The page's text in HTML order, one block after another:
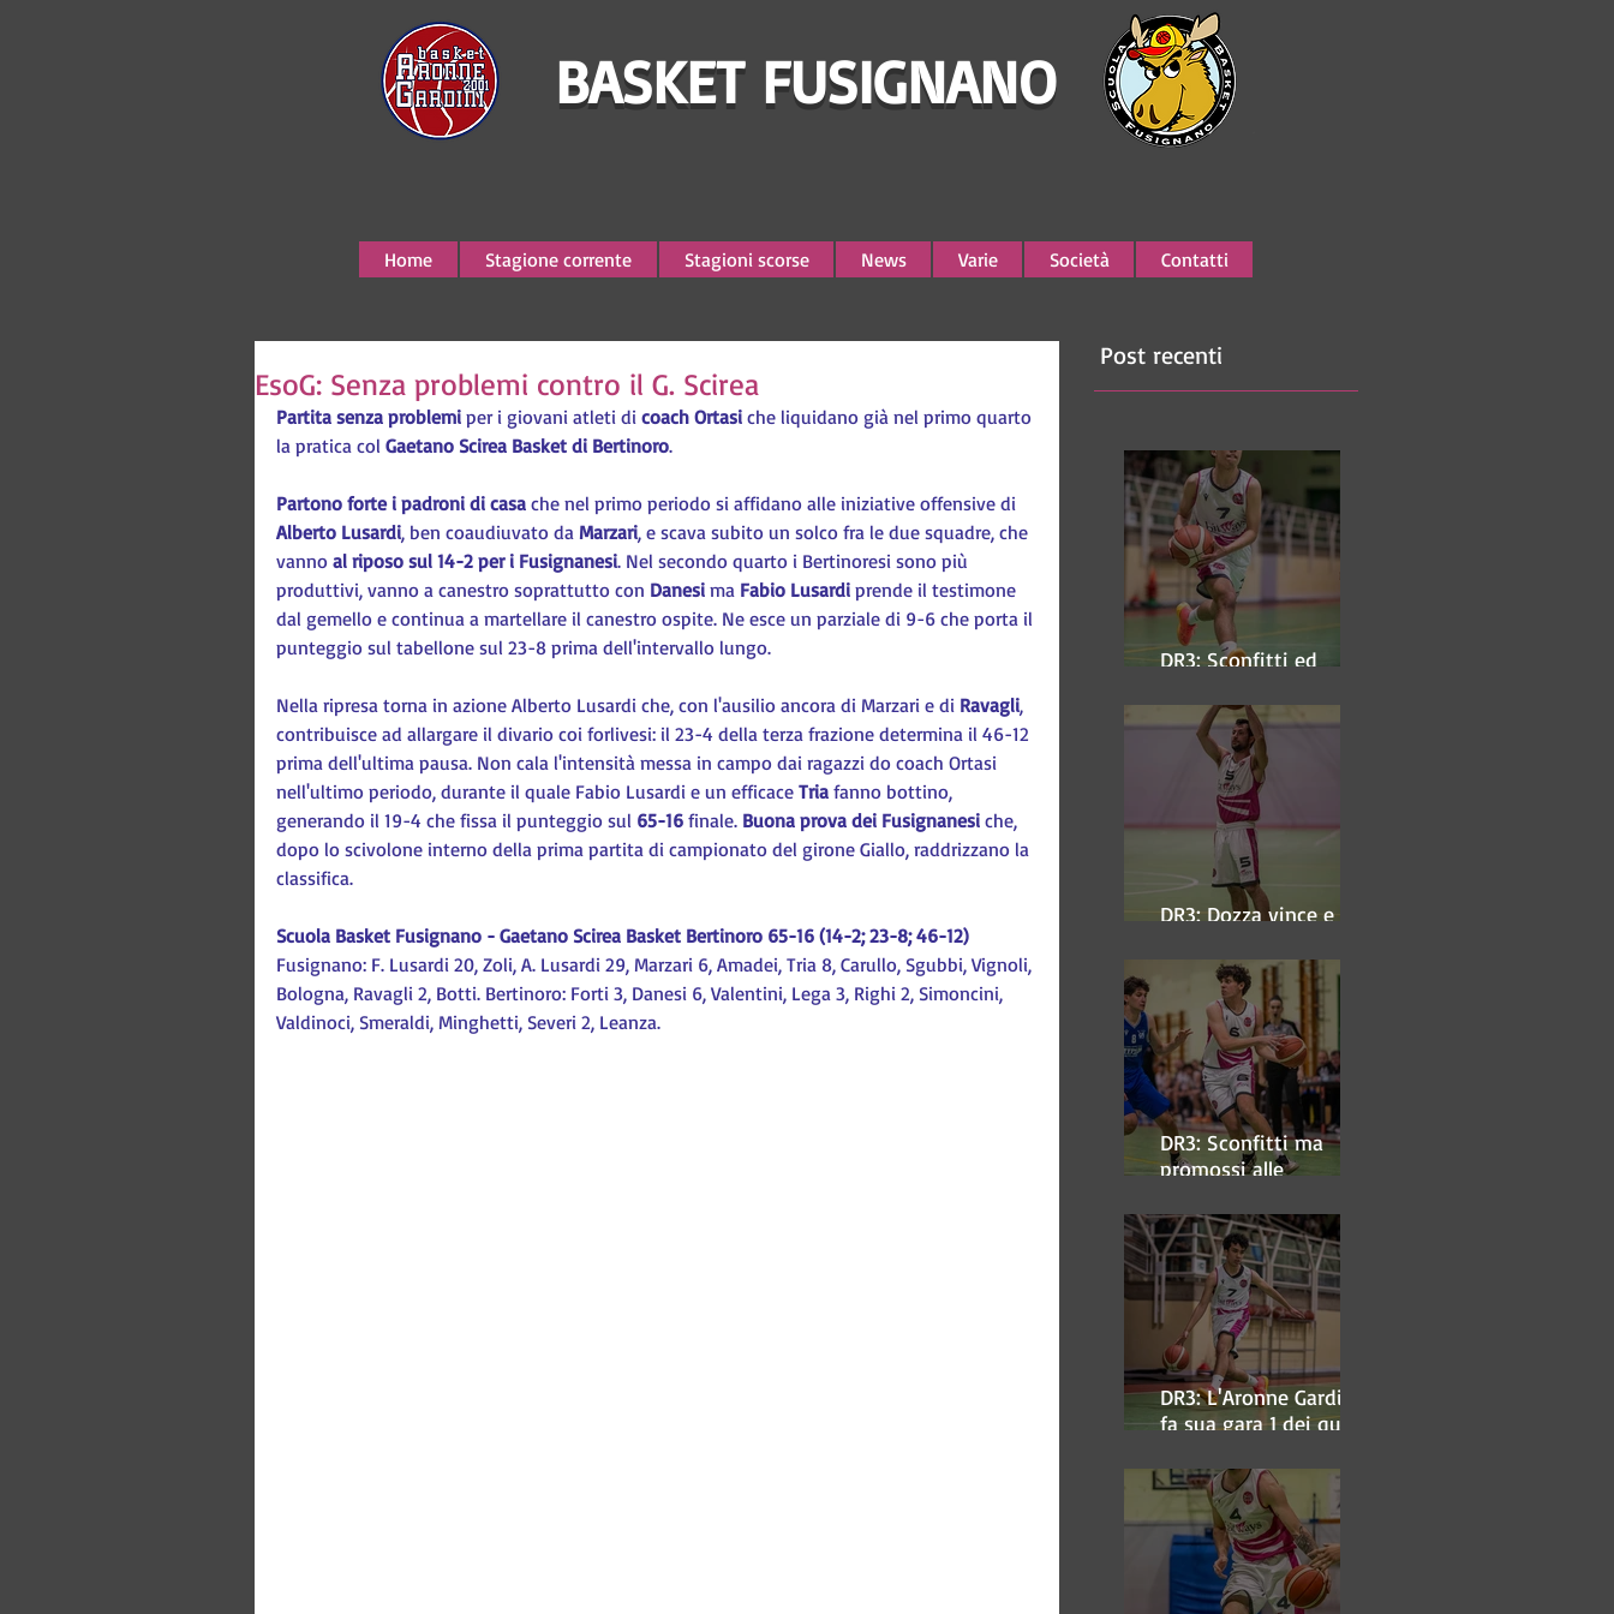
BASKET FUSIGNANO
Home Stagione corrente Stagioni scorse News Varie Società Contatti
EsoG: Senza problemi contro il G. Scirea
Partita senza problemi per i giovani atleti di coach Ortasi che liquidano già nel primo quarto
la pratica col Gaetano Scirea Basket di Bertinoro.
Partono forte i padroni di casa che nel primo periodo si affidano alle iniziative offensive di
Alberto Lusardi, ben coaudiuvato da Marzari, e scava subito un solco fra le due squadre, che
vanno al riposo sul 14-2 per i Fusignanesi. Nel secondo quarto i Bertinoresi sono più
produttivi, vanno a canestro soprattutto con Danesi ma Fabio Lusardi prende il testimone
dal gemello e continua a martellare il canestro ospite. Ne esce un parziale di 9-6 che porta il
punteggio sul tabellone sul 23-8 prima dell'intervallo lungo.
Nella ripresa torna in azione Alberto Lusardi che, con l'ausilio ancora di Marzari e di Ravagli,
contribuisce ad allargare il divario coi forlivesi: il 23-4 della terza frazione determina il 46-12
prima dell'ultima pausa. Non cala l'intensità messa in campo dai ragazzi do coach Ortasi
nell'ultimo periodo, durante il quale Fabio Lusardi e un efficace Tria fanno bottino,
generando il 19-4 che fissa il punteggio sul 65-16 finale. Buona prova dei Fusignanesi che,
dopo lo scivolone interno della prima partita di campionato del girone Giallo, raddrizzano la
classifica.
Scuola Basket Fusignano - Gaetano Scirea Basket Bertinoro 65-16 (14-2; 23-8; 46-12)
Fusignano: F. Lusardi 20, Zoli, A. Lusardi 29, Marzari 6, Amadei, Tria 8, Carullo, Sgubbi, Vignoli,
Bologna, Ravagli 2, Botti. Bertinoro: Forti 3, Danesi 6, Valentini, Lega 3, Righi 2, Simoncini,
Valdinoci, Smeraldi, Minghetti, Severi 2, Leanza.
Post recenti
DR3: Sconfitti ed
DR3: Dozza vince e
DR3: Sconfitti ma
promossi alle
DR3: L'Aronne Gardini
fa sua gara 1 dei quarti